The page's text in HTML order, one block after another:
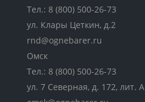
Тел.: 8 (800) 500-26-73
ул. Клары Цеткин, д.2
rnd@ognebarer.ru
Омск
Тел.: 8 (800) 500-26-73
ул. 7 Северная, д. 172, лит. А